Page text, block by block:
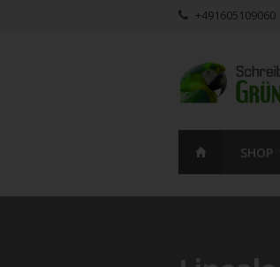
+491605109060
SHOP